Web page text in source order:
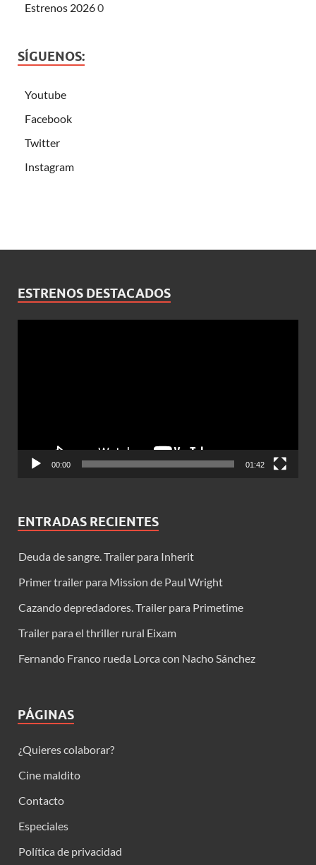
Estrenos 20260
SÍGUENOS:
Youtube
Facebook
Twitter
Instagram
ESTRENOS DESTACADOS
00:00 01:42
ENTRADAS RECIENTES
Deuda de sangre. Trailer para Inherit
Primer trailer para Mission de Paul Wright
Cazando depredadores. Trailer para Primetime
Trailer para el thriller rural Eixam
Fernando Franco rueda Lorca con Nacho Sánchez
PÁGINAS
¿Quieres colaborar?
Cine maldito
Contacto
Especiales
Política de privacidad